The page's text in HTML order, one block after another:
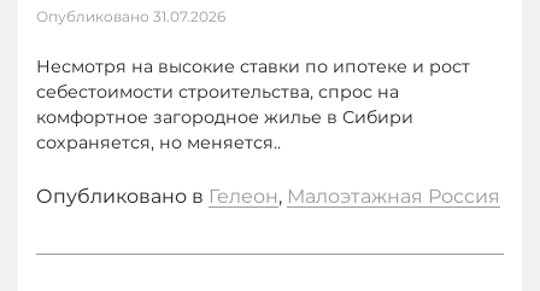
Опубликовано 31.07.2026
Несмотря на высокие ставки по ипотеке и рост
себестоимости строительства, спрос на
комфортное загородное жилье в Сибири
сохраняется, но меняется..
Опубликовано в Гелеон, Малоэтажная Россия